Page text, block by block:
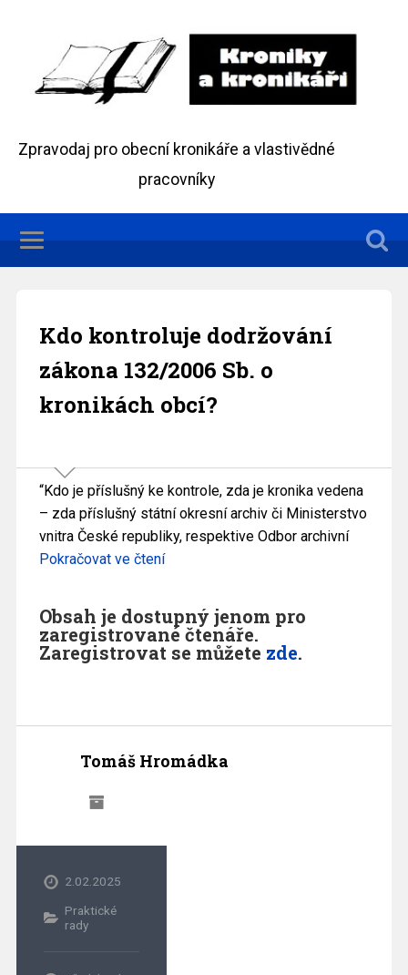
Zpravodaj pro obecní kronikáře a vlastivědné
pracovníky
Kdo kontroluje dodržování
zákona 132/2006 Sb. o
kronikách obcí?
“Kdo je příslušný ke kontrole, zda je kronika vedena
– zda příslušný státní okresní archiv či Ministerstvo
vnitra České republiky, respektive Odbor archivní
Pokračovat ve čtení
Obsah je dostupný jenom pro
zaregistrované čtenáře.
Zaregistrovat se můžete zde.
Tomáš Hromádka
2.02.2025
Praktické
rady